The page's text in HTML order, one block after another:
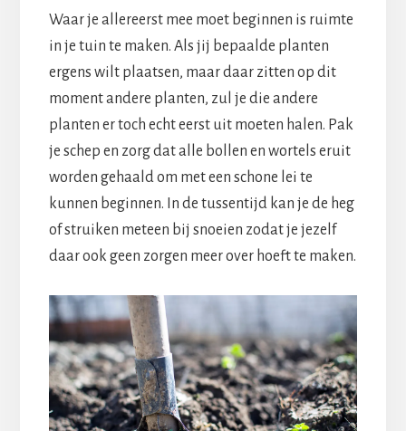
Waar je allereerst mee moet beginnen is ruimte
in je tuin te maken. Als jij bepaalde planten
ergens wilt plaatsen, maar daar zitten op dit
moment andere planten, zul je die andere
planten er toch echt eerst uit moeten halen. Pak
je schep en zorg dat alle bollen en wortels eruit
worden gehaald om met een schone lei te
kunnen beginnen. In de tussentijd kan je de heg
of struiken meteen bij snoeien zodat je jezelf
daar ook geen zorgen meer over hoeft te maken.